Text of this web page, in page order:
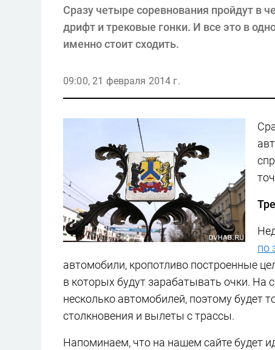
Сразу четыре соревнования пройдут в
дрифт и трековые гонки. И все это в
именно стоит сходить.
09:00, 21 февраля 2014 г.
по
автомобили, кропотливо построенные
в которых будут зарабатывать очки. На
несколько автомобилей, поэтому будет
столкновения и вылеты с трассы.
Напоминаем, что на нашем сайте будет